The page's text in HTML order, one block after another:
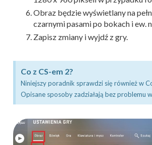
Obraz będzie wyświetlany na
czarnymi pasami po bokach i ew.
Zapisz zmiany i wyjdź z gry.
Co z CS-em 2?
Niniejszy poradnik sprawdzi się również w
Opisane sposoby zadziałają bez problemu